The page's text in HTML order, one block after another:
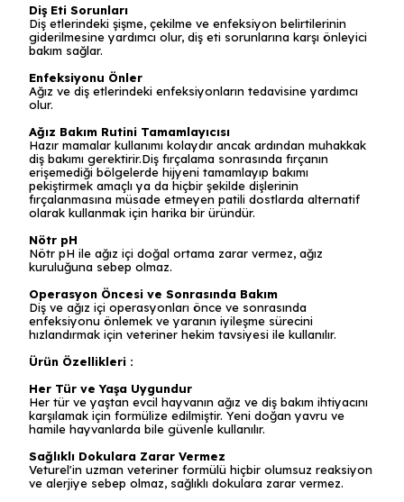
Diş Eti Sorunları
Diş etlerindeki şişme, çekilme ve enfeksiyon belirtilerinin
giderilmesine yardımcı olur, diş eti sorunlarına karşı önleyici
bakım sağlar.
Enfeksiyonu Önler
Ağız ve diş etlerindeki enfeksiyonların tedavisine yardımcı
olur.
Ağız Bakım Rutini Tamamlayıcısı
Hazır mamalar kullanımı kolaydır ancak ardından muhakkak
diş bakımı gerektirir.Diş fırçalama sonrasında fırçanın
erişemediği bölgelerde hijyeni tamamlayıp bakımı
pekiştirmek amaçlı ya da hiçbir şekilde dişlerinin
fırçalanmasına müsade etmeyen patili dostlarda alternatif
olarak kullanmak için harika bir üründür.
Nötr pH
Nötr pH ile ağız içi doğal ortama zarar vermez, ağız
kuruluğuna sebep olmaz.
Operasyon Öncesi ve Sonrasında Bakım
Diş ve ağız içi operasyonları önce ve sonrasında
enfeksiyonu önlemek ve yaranın iyileşme sürecini
hızlandırmak için veteriner hekim tavsiyesi ile kullanılır.
Ürün Özellikleri :
Her Tür ve Yaşa Uygundur
Her tür ve yaştan evcil hayvanın ağız ve diş bakım ihtiyacını
karşılamak için formülize edilmiştir. Yeni doğan yavru ve
hamile hayvanlarda bile güvenle kullanılır.
Sağlıklı Dokulara Zarar Vermez
Veturel'in uzman veteriner formülü hiçbir olumsuz reaksiyon
ve alerjiye sebep olmaz, sağlıklı dokulara zarar vermez.